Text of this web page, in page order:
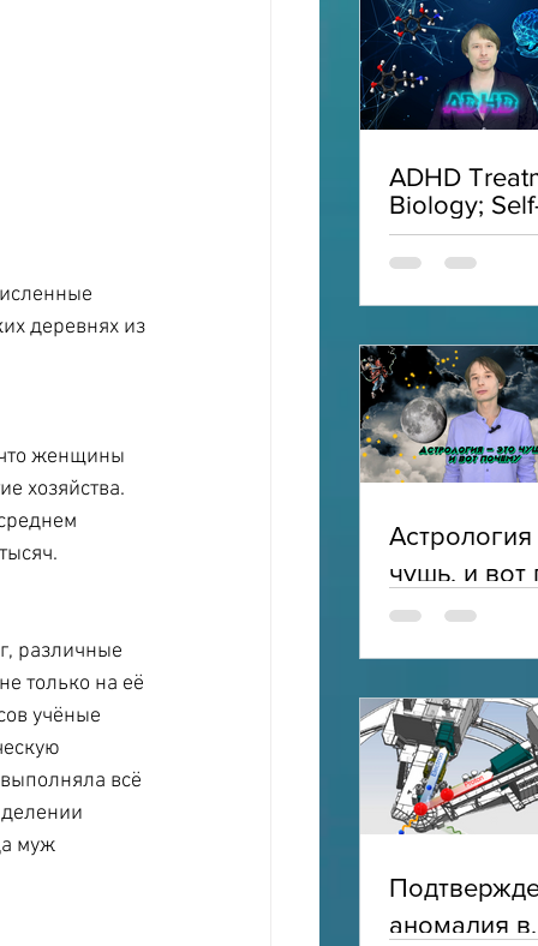
деревнях из
что женщины
хозяйства.
различные
только на её
учёные
всё
муж
ADHD
Biology;
Acceptance;
Interviews;
чушь, и вот
аномалия в